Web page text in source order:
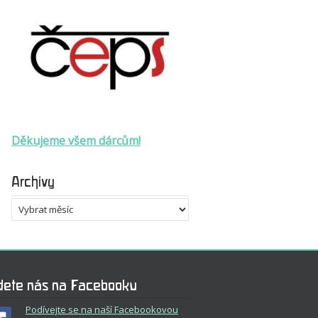
Děkujeme všem dárcům!
Archivy
Archivy
nás na Facebooku
Podívejte se na naší Facebookovou